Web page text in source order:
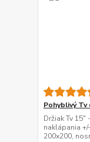
Pohyblivý
Držiak Tv
naklápania
200x200,